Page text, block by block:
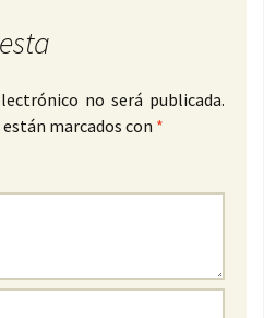
no será publicada.
marcados con *